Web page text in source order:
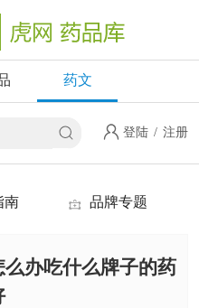
药文
登陆 / 注册
南 品牌专题
办吃什么牌子的药